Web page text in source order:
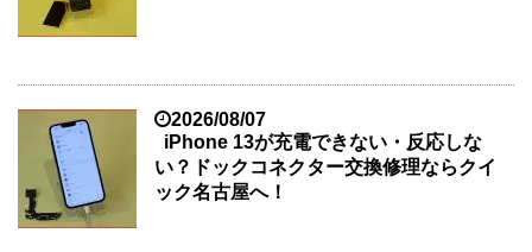
2026/08/07
iPhone 13が充電できない・反応しな
い？ドックコネクター交換修理ならクイ
ック名古屋へ！